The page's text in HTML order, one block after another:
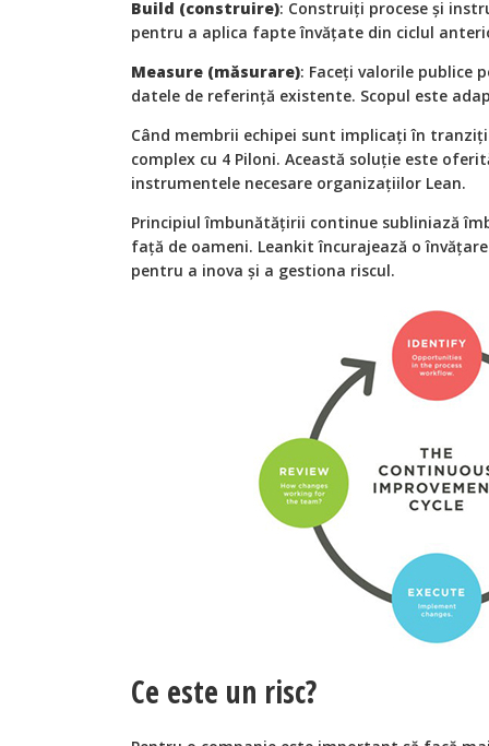
Build (construire): Construiți procese și
pentru a aplica fapte învățate din ciclul
Measure (măsurare): Faceți valorile publice
datele de referință existente. Scopul este
Când membrii echipei sunt implicați în
complex cu 4 Piloni. Această soluție este
instrumentele necesare organizațiilor Lean.
Principiul îmbunătățirii continue subliniază
față de oameni. Leankit încurajează o
pentru a inova și a gestiona riscul.
Ce este un risc?